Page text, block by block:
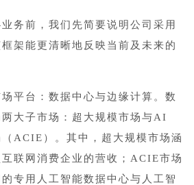
务前，我们先简要说明公司采用
架能更清晰地反映当前及未来的
平台：数据中心与边缘计算。数
大子市场：超大规模市场与AI
ACIE）。其中，超大规模市场涵
联网消费企业的营收；ACIE市场
专用人工智能数据中心与人工智